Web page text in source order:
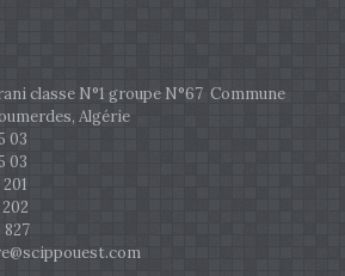
classe N°1 groupe N°67 Commune
Algérie
03
03